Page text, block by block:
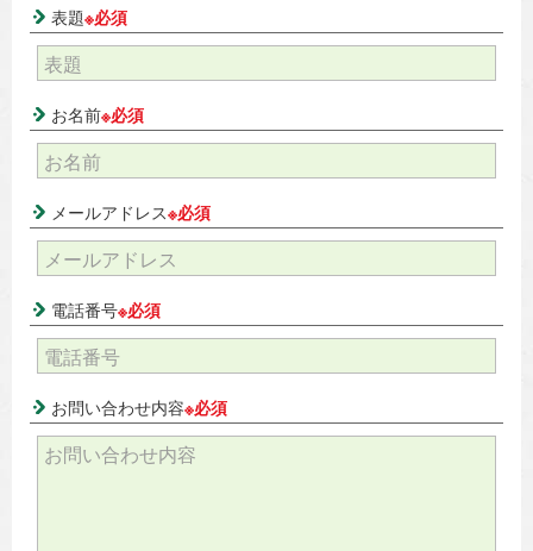
表題※必須
お名前※必須
メールアドレス※必須
電話番号※必須
お問い合わせ内容※必須